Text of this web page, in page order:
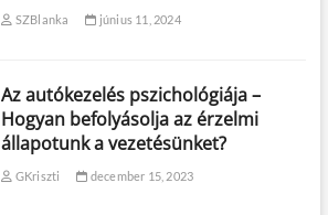
SZBlanka június 11, 2024
Az autókezelés pszichológiája –
Hogyan befolyásolja az érzelmi
állapotunk a vezetésünket?
GKriszti december 15, 2023